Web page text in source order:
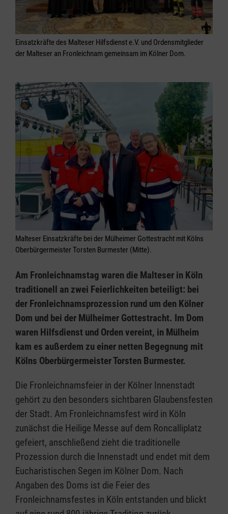
Einsatzkräfte des Malteser Hilfsdienst e.V. und Ordensmitglieder
der Malteser an Fronleichnam gemeinsam im Kölner Dom.
Malteser Einsatzkräfte bei der Mülheimer Gottestracht mit Kölns
Oberbürgermeister Torsten Burmester (Mitte).
Am Fronleichnamstag waren die Malteser in Köln
traditionell an zwei Feierlichkeiten beteiligt: bei
der Fronleichnamsprozession rund um den Kölner
Dom und bei der Mülheimer Gottestracht. Im Dom
waren Hilfsdienst und Orden vereint, in Mülheim
kam es außerdem zu einer netten Begegnung mit
Kölns Oberbürgermeister Torsten Burmester.
Die Fronleichnamsfeier in der Kölner Innenstadt
gehört zu den besonders sichtbaren Glaubensfesten
der Stadt. Am Fronleichnamsfest wird in Köln
zunächst die Heilige Messe auf dem Roncalliplatz
gefeiert, anschließend zieht die traditionelle
Prozession durch die Innenstadt und endet mit dem
Eucharistischen Segen im Kölner Dom. Nach
Angaben des Doms ist die Feier des
Fronleichnamsfestes in Köln entstanden und blickt